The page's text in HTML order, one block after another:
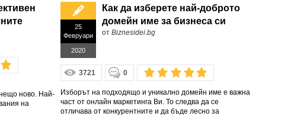
ново. Най-
на
25
Февруари
2020
Как да изберете най-доброто
домейн име за бизнеса си
от Biznesidei.bg
3721 0
Изборът на подходящо и уникално домейн име е важна
част от онлайн маркетинга Ви. То следва да се
отличава от конкурентните и да бъде лесно за